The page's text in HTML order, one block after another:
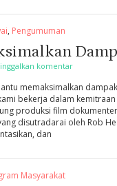
, Pengumuman
komentar
memaksimalkan
bekerja dalam
produksi film
disutradarai oleh Rob
dan
Masyarakat